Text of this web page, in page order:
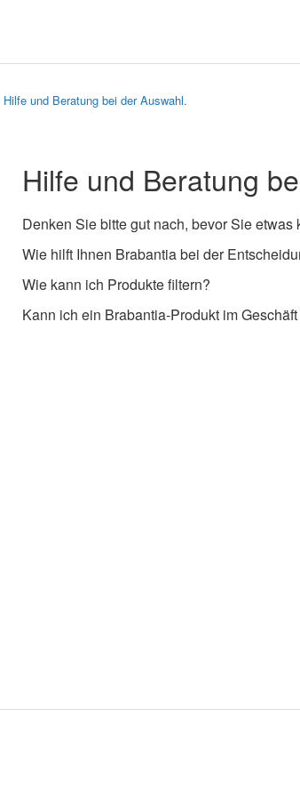
Hilfe und Beratung bei der Auswahl.
Hilfe und Beratung
Denken Sie bitte gut nach, bevor Sie etwas
Wie hilft Ihnen Brabantia bei der
Wie kann ich Produkte filtern?
Kann ich ein Brabantia-Produkt im